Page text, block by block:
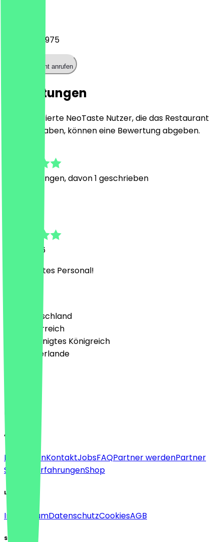
+49303918975
Restaurant anrufen
Bewertungen
Nur registrierte NeoTaste Nutzer, die das Restaurant
besucht haben, können eine Bewertung abgeben.
Bewertungen, davon 1 geschrieben
2. Juli 2026
Super nettes Personal!
🇩🇪 Deutschland
🇦🇹 Österreich
🇬🇧 Vereinigtes Königreich
🇳🇱 Niederlande
Deutsch
English
About
Für FirmenKontaktJobsFAQPartner werdenPartner
Support
ErfahrungenShop
Legal
ImpressumDatenschutzCookiesAGB
Social